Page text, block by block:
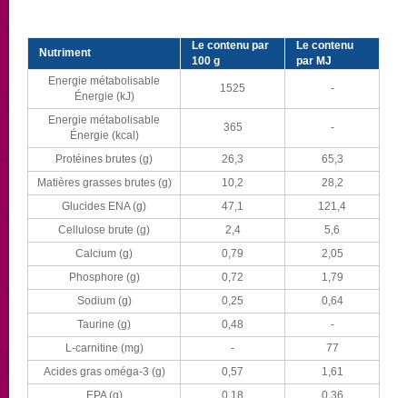
Nutriment
Le contenu par
100 g
Le contenu
par MJ
Energie métabolisable
Énergie (kJ)
1525 -
Energie métabolisable
Énergie (kcal)
365 -
Protéines brutes (g) 26,3
65,3
Matières grasses brutes (g)
10,2
28,2
Glucides ENA (g)
47,1
121,4
Cellulose brute (g)
2,4
5,6
Calcium (g)
0,79
2,05
Phosphore (g)
0,72
1,79
Sodium (g)
0,25
0,64
Taurine (g)
0,48
-
L-carnitine (mg)
-
77
Acides gras oméga-3 (g)
0,57
1,61